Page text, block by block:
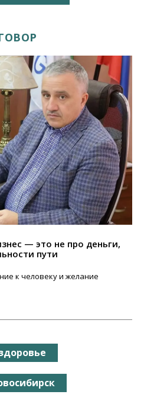
— это не про деньги,
пути
к человеку и желание